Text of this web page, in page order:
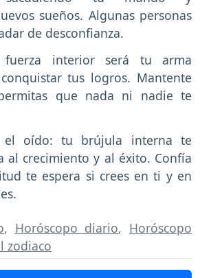
sueños. Algunas personas
de desconfianza.
interior será tu arma
tus logros. Mantente
que nada ni nadie te
el oído: tu brújula interna te
al crecimiento y al éxito. Confía
te espera si crees en ti y en
, Horóscopo diario, Horóscopo
zodiaco